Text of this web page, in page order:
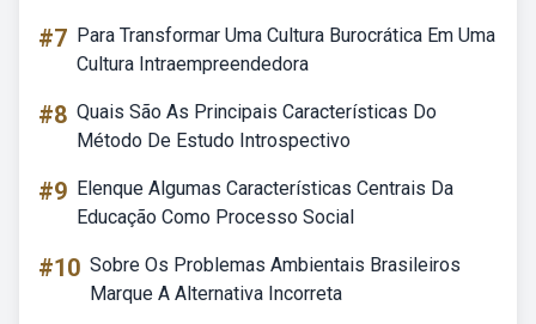
#7 Para Transformar Uma Cultura Burocrática Em Uma
Cultura Intraempreendedora
#8 Quais São As Principais Características Do
Método De Estudo Introspectivo
#9 Elenque Algumas Características Centrais Da
Educação Como Processo Social
#10 Sobre Os Problemas Ambientais Brasileiros
Marque A Alternativa Incorreta